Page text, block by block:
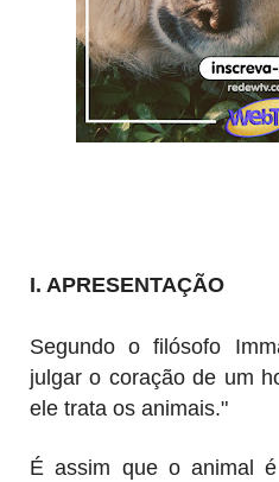
I. APRESENTAÇÃO
Segundo o filósofo
julgar o coração de um
ele trata os animais."
É assim que o animal